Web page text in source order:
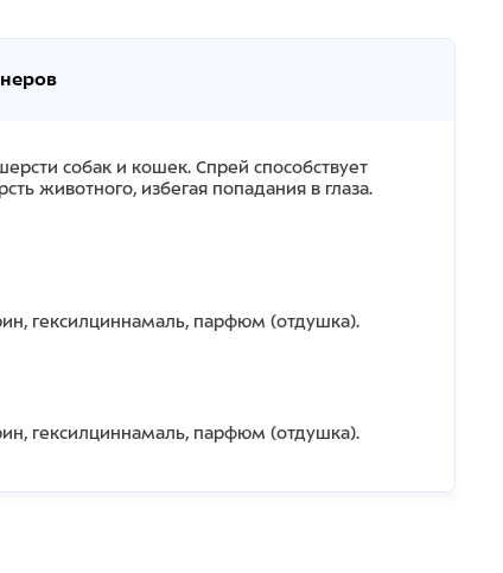
собак и кошек. Спрей способствует
животного, избегая попадания в глаза.
гексилциннамаль, парфюм (отдушка).
гексилциннамаль, парфюм (отдушка).